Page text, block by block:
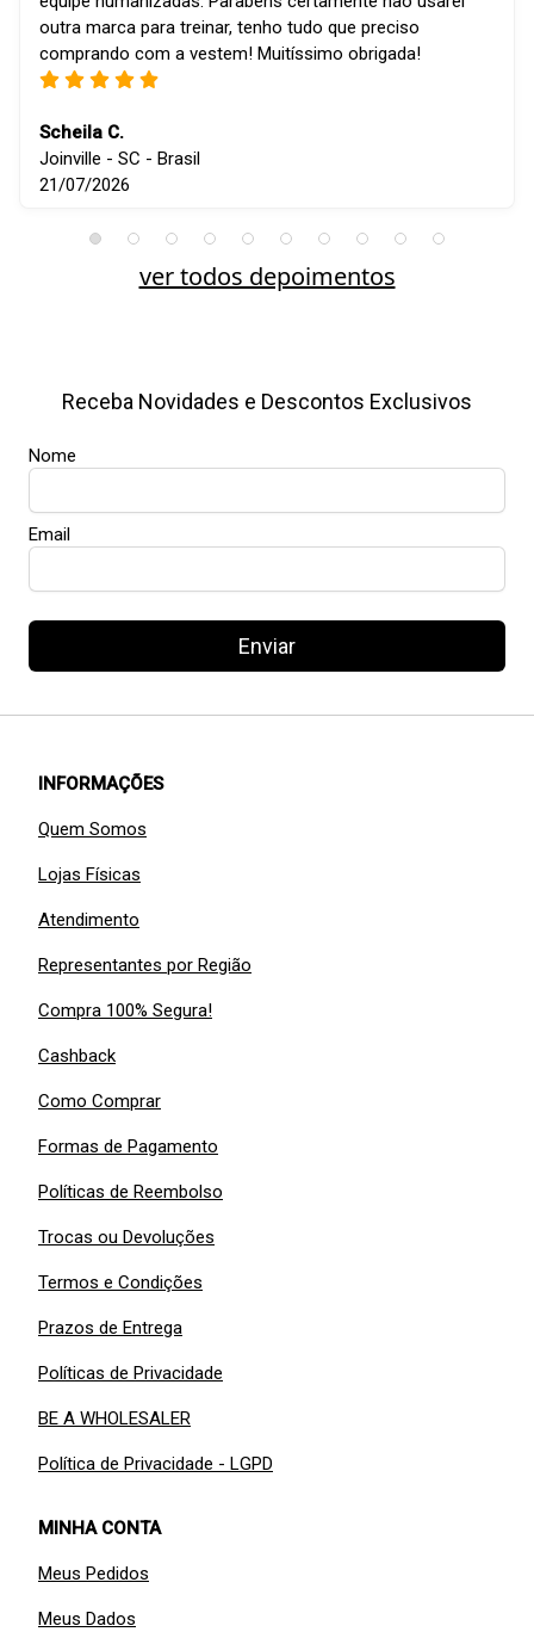
outra marca para treinar, tenho tudo que preciso
comprando com a vestem! Muitíssimo obrigada!
Scheila C.
Joinville - SC - Brasil
21/07/2026
ver todos depoimentos
Receba Novidades e Descontos Exclusivos
Nome
Email
Enviar
INFORMAÇÕES
Quem Somos
Lojas Físicas
Atendimento
Representantes por Região
Compra 100% Segura!
Cashback
Como Comprar
Formas de Pagamento
Políticas de Reembolso
Trocas ou Devoluções
Termos e Condições
Prazos de Entrega
Políticas de Privacidade
BE A WHOLESALER
Política de Privacidade - LGPD
MINHA CONTA
Meus Pedidos
Meus Dados